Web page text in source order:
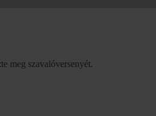
meg szavalóversenyét.